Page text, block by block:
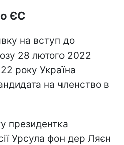
ЄС
на вступ до
28 лютого 2022
року Україна
на членство в
президентка
Урсула фон дер Ляєн